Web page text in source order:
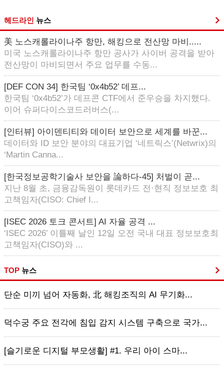
헤드라인 뉴스
美 노스캐롤라이나주 항만, 해킹으로 전산망 마비.....
미국 노스캐롤라이나주 항만 공사가 사이버 공격을 받아
전산망이 마비되면서 주요 업무를 수동...
[DEF CON 34] 한국팀 ‘0x4b52’ 데프...
한국팀 ‘0x4b52’가 데프콘 CTF에서 준우승을 차지했다.
이어 슈퍼다이스코드러버스(...
[인터뷰] 아이덴티티와 데이터 보안으로 세계를 바꾼...
데이터와 ID 보안 분야의 대표기업 ‘네트릭스’(Netwrix)의
‘Martin Canna...
[한국정보공학기술사 보안을 論하다-45] 처벌이 곧...
지난 8월 초, 금융감독원이 롯데카드 전·현직 정보보호 최
고책임자(CISO: Chief I...
[ISEC 2026 토크 콘서트] AI 자율 공격 ...
‘ISEC 2026’ 이틀째 날인 12일 오전 국내 대표 정보보호최
고책임자(CISO)와 ...
TOP 뉴스
단순 미끼 넘어 자동화, 北 해킹조직의 AI 무기화...
덕수궁 주요 전각에 침입 감지 시스템 구축으로 국가...
[슬기로운 디지털 부모생활] #1. 우리 아이 스마...